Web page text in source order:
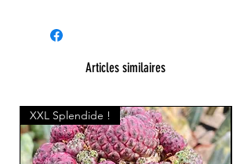
Articles similaires
XXL Splendide !